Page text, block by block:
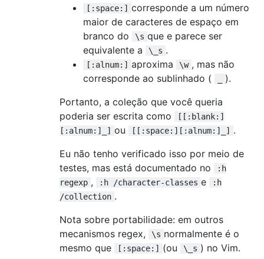
[:space:] corresponde a um número
maior de caracteres de espaço em
branco do
\s que e parece ser
equivalente a
\_s .
[:alnum:] aproxima \w , mas não
corresponde ao sublinhado (
).
Portanto, a coleção que você queria
poderia ser escrita como
[[:blank:]
[:alnum:]_] ou [[:space:][:alnum:]_] .
Eu não tenho verificado isso por meio de
testes, mas está documentado no
:h
regexp , :h /character-classes e
:h
/collection .
Nota sobre portabilidade: em outros
mecanismos regex,
\s normalmente é o
mesmo que
[:space:] (ou \_s ) no Vim.